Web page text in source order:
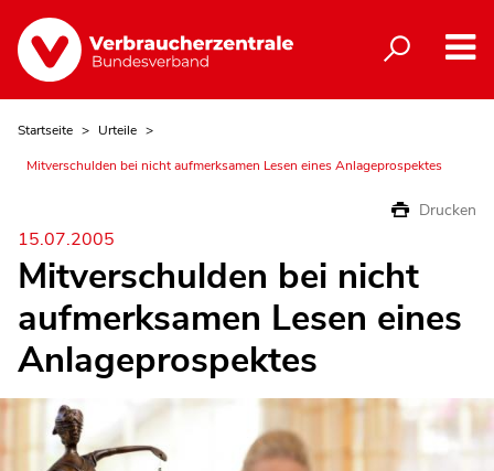
Startseite
Urteile
Mitverschulden bei nicht aufmerksamen Lesen eines Anlageprospektes
Drucken
15.07.2005
Mitverschulden bei nicht
aufmerksamen Lesen eines
Anlageprospektes